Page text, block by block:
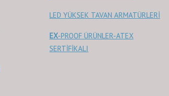
LED YÜKSEK TAVAN ARMATÜRLERİ
EX-PROOF ÜRÜNLER-ATEX
SERTİFİKALI